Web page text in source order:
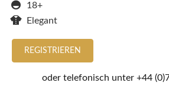
18+
Elegant
REGISTRIEREN
oder telefonisch unter +44